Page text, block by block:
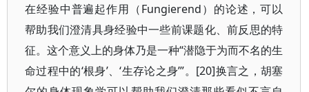
在经验中普遍起作用（Fungierend）的论述，可以
帮助我们澄清具身经验中一些前课题化、前反思的特
征。这个意义上的身体乃是一种“潜隐于为而不名的生
命过程中的‘根身’、‘生存论之身’”。[20]换言之，胡塞